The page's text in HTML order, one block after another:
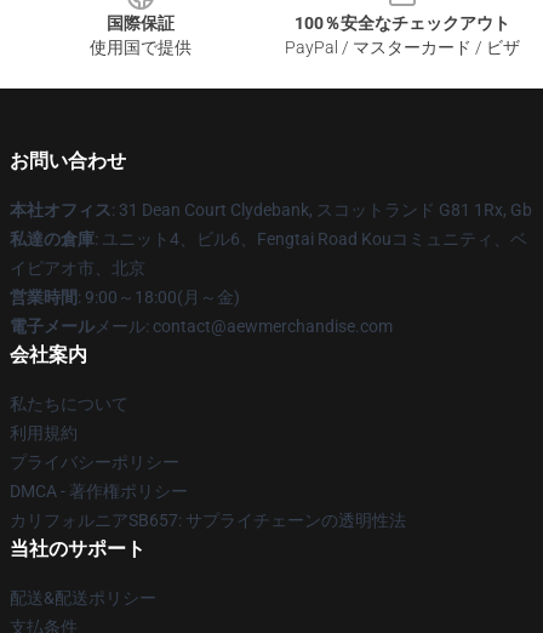
国際保証
使用国で提供
100％安全なチェックアウト
PayPal / マスターカード / ビザ
お問い合わせ
本社オフィス: 31 Dean Court Clydebank, スコットランド G81 1Rx, Gb
私達の倉庫: ユニット4、ビル6、Fengtai Road Kouコミュニティ、ベ
イピアオ市、北京
営業時間: 9:00～18:00(月～金)
電子メール メール: contact@aewmerchandise.com
会社案内
私たちについて
利用規約
プライバシーポリシー
DMCA - 著作権ポリシー
カリフォルニアSB657: サプライチェーンの透明性法
当社のサポート
配送&配送ポリシー
支払条件